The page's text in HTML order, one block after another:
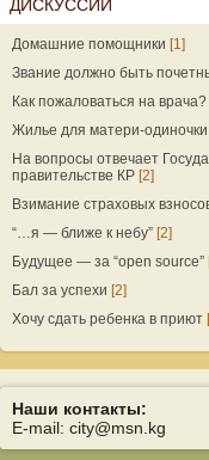
ДИСКУССИИ
Домашние помощники [1]
Звание должно быть
Как пожаловаться на врача?
Жилье для матери-одиночки
На вопросы отвечает
правительстве КР [2]
Взимание страховых
“…я — ближе к небу” [2]
Будущее — за “open source”
Бал за успехи [2]
Хочу сдать ребенка в приют
Наши контакты:
E-mail: city@msn.kg